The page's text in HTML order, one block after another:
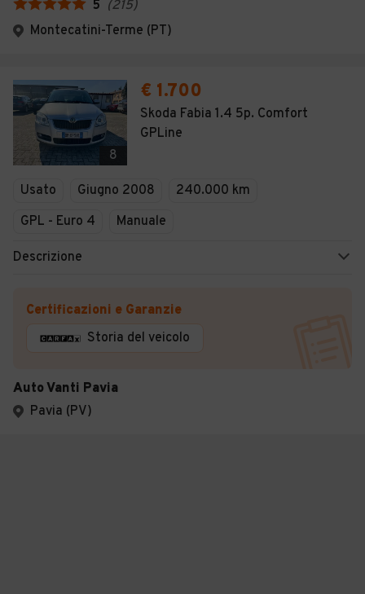
5 (215)
Montecatini-Terme (PT)
8
€ 1.700
Skoda Fabia 1.4 5p. Comfort
GPLine
Usato Giugno 2008
240.000 km
GPL - Euro 4
Manuale
Descrizione
Certificazioni e Garanzie
Storia del veicolo
Auto Vanti Pavia
Pavia (PV)